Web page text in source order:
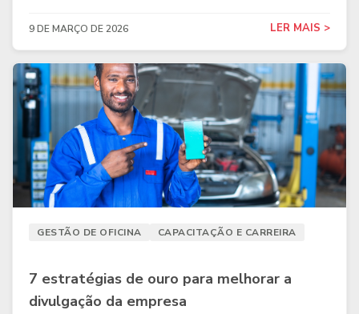
9 DE MARÇO DE 2026 LER MAIS >
GESTÃO DE OFICINA CAPACITAÇÃO E CARREIRA
7 estratégias de ouro para melhorar a
divulgação da empresa